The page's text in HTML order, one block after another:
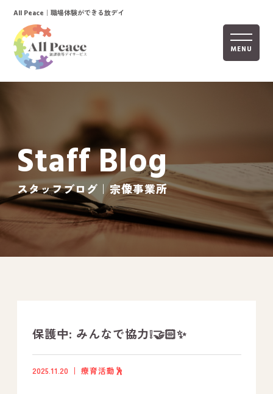
MENU
ホーム
活動内容
ご利用までの流れ
採用情報
自己評価表
社内行事
All Peace ｜職場体験ができる放デイ
Staff Blog
スタッフブログ｜宗像事業所
保護中: みんなで協力❕🤝🏻✨
2025.11.20 療育活動🕺